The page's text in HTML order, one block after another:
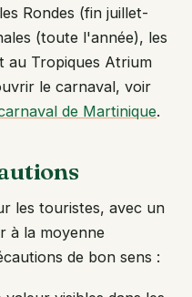
Rondes (fin juillet-
(toute l'année), les
au Tropiques Atrium
le carnaval, voir
de Martinique.
les touristes, avec un
à la moyenne
de bon sens :